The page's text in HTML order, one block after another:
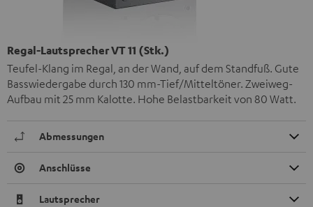
Regal-Lautsprecher VT 11 (Stk.)
Teufel-Klang im Regal, an der Wand, auf dem Standfuß. Gute
Basswiedergabe durch 130 mm-Tief/Mitteltöner. Zweiweg-
Aufbau mit 25 mm Kalotte. Hohe Belastbarkeit von 80 Watt.
Abmessungen
Anschlüsse
Lautsprecher